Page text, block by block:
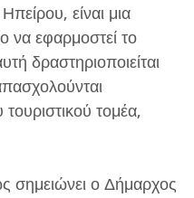
είναι μια
να εφαρμοστεί το
δραστηριοποιείται
τομέα,
σημειώνει ο Δήμαρχος